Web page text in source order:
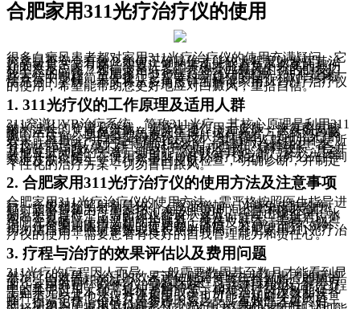
合肥家用311光疗治疗仪的使用
很多白癜风患者都对家用311光疗治疗仪的使用充满疑问，它
究竟是否安全有效？如何正确操作才能较大程度地发挥其治
疗的效果？又有哪些需要注意的事项才能避免不必要的损伤
和不良反应呢？相信这是许多正在饱受白癜风困扰的朋友们
较关心的问题。合肥家用311光疗治疗仪的使用，并不是像一
些宣传中那样简单便捷，它需要科学规范的操作和对自身病
情充分的了解。本文将从多角度详细解读家用311光疗治疗仪
的使用，希望能帮助您更好地应对白癜风，重拾自信。
1. 311光疗仪的工作原理及适用人群
311窄谱UVB治疗系统，简称311光疗，其核心原理是利用311
纳米波长的窄谱紫外线，选择性地作用于皮肤，恢复酪氨酸
酶的活性，从而促进黑色素的生成。这种光疗方式针对白癜
风、牛皮癣、某些类型的皮炎等皮肤疾病都有一定的治疗的
效果。311光疗并不是啥都可以灵药，其适用人群也并不是所
有皮肤病患者。对于白斑面积较小、病情相对较轻的患者，
311光疗可能效果不错；但对于大面积白斑、病程较长、合并
其他皮肤问题的患者，则可能需要联合其他治疗方法，甚至
效果并不不错。在使用家用311光疗治疗仪之前，务必先咨询
专业皮肤科医生，进行尽量的皮肤检查，明确诊断，并制定
个性化的治疗方案，切勿盲目跟风。
2. 合肥家用311光疗治疗仪的使用方法及注意事项
合肥家用311光疗治疗仪的使用方法，需严格按照医生指导进
行。一般初始照射剂量较小，逐渐增加，以避免皮肤灼伤。
照射频率通常为每周2-3次，每次照射时间也需根据医嘱控
制。照射过程中，需密切观察皮肤反应，一旦出现红斑、水
疱等不良反应，应立即停止照射，并及时就医。照射后应避
免阳光暴晒，使用温和的护肤品，保持皮肤清洁干燥。切
记，任何家用医疗器械的使用都应谨慎，311光疗也不例外，
切勿擅自调整照射参数或延长照射时间。合肥家用311光疗治
疗仪的使用，需要患者有良好的自我管理能力和责任心。
3. 疗程与治疗的效果评估以及费用问题
311光疗的疗程因人而异，一般需要数周甚至数月才能看到显
然治疗的效果。治疗的效果评估则需要医生根据患者的病情
变化、白斑面积的减少、色素恢复程度等综合判断。费用方
面，家用311光疗治疗仪的购买成本、后续耗材以及治疗过程
中的其他费用，都需提前了解清楚。相对光疗费用可能在几
千至千元以上不等，具体费用取决于所需治疗的次数和设备
的种类。与其他治疗方法相比，它也可能是相对经济的选
择。但请记住，价格只是参考因素之一，有效性才是终目
的。切勿为了追求低价而忽视了治疗的效果和安全性。对于